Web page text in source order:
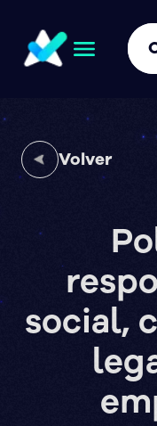
Volver
social,